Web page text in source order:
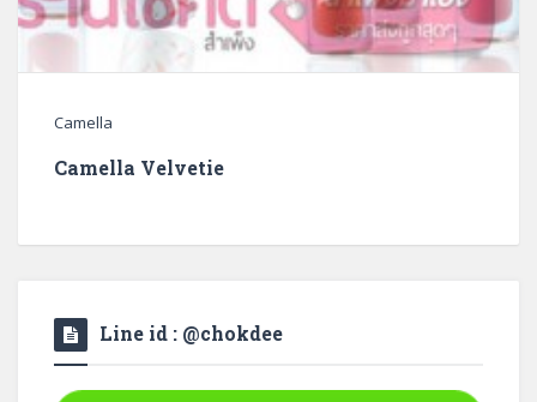
Camella
Camella Velvetie
Line id : @chokdee